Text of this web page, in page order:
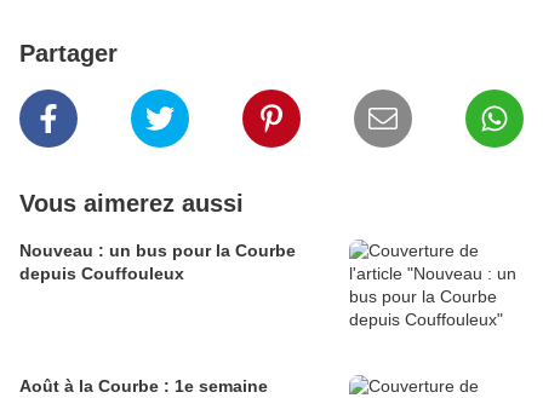
Partager
Vous aimerez aussi
Nouveau : un bus pour la Courbe
depuis Couffouleux
Août à la Courbe : 1e semaine